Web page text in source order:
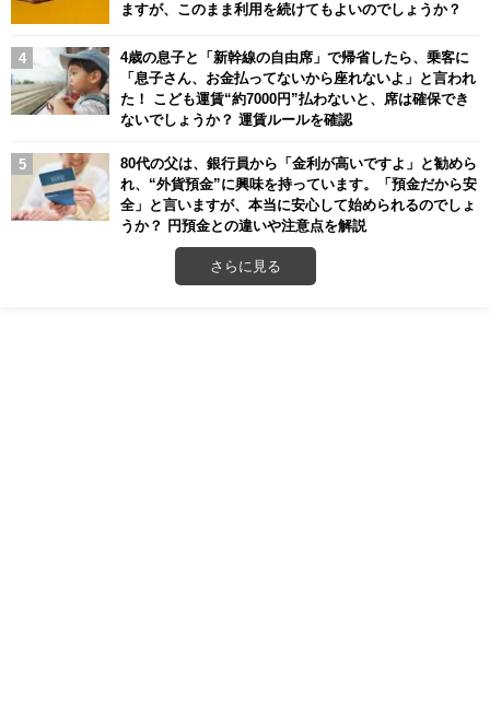
ますが、このまま利用を続けてもよいのでしょうか？
4歳の息子と「新幹線の自由席」で帰省したら、乗客に
「息子さん、お金払ってないから座れないよ」と言われ
た！ こども運賃“約7000円”払わないと、席は確保でき
ないでしょうか？ 運賃ルールを確認
80代の父は、銀行員から「金利が高いですよ」と勧めら
れ、“外貨預金”に興味を持っています。「預金だから安
全」と言いますが、本当に安心して始められるのでしょ
うか？ 円預金との違いや注意点を解説
さらに見る